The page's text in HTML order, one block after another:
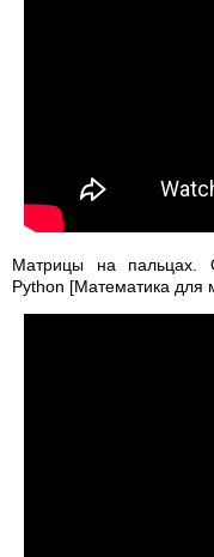
Матрицы на пальцах.
Python [Математика для